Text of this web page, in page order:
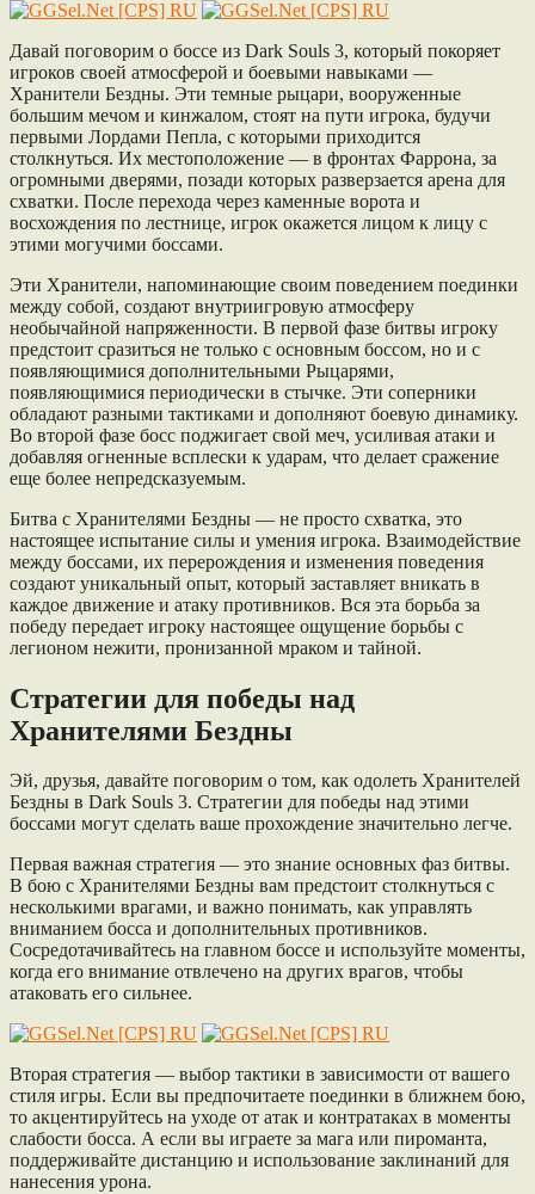
Давай поговорим о боссе из Dark Souls 3, который покоряет
игроков своей атмосферой и боевыми навыками —
Хранители Бездны. Эти темные рыцари, вооруженные
большим мечом и кинжалом, стоят на пути игрока, будучи
первыми Лордами Пепла, с которыми приходится
столкнуться. Их местоположение — в фронтах Фаррона, за
огромными дверями, позади которых разверзается арена для
схватки. После перехода через каменные ворота и
восхождения по лестнице, игрок окажется лицом к лицу с
этими могучими боссами.
Эти Хранители, напоминающие своим поведением поединки
между собой, создают внутриигровую атмосферу
необычайной напряженности. В первой фазе битвы игроку
предстоит сразиться не только с основным боссом, но и с
появляющимися дополнительными Рыцарями,
появляющимися периодически в стычке. Эти соперники
обладают разными тактиками и дополняют боевую динамику.
Во второй фазе босс поджигает свой меч, усиливая атаки и
добавляя огненные всплески к ударам, что делает сражение
еще более непредсказуемым.
Битва с Хранителями Бездны — не просто схватка, это
настоящее испытание силы и умения игрока. Взаимодействие
между боссами, их перерождения и изменения поведения
создают уникальный опыт, который заставляет вникать в
каждое движение и атаку противников. Вся эта борьба за
победу передает игроку настоящее ощущение борьбы с
легионом нежити, пронизанной мраком и тайной.
Стратегии для победы над
Хранителями Бездны
Эй, друзья, давайте поговорим о том, как одолеть Хранителей
Бездны в Dark Souls 3. Стратегии для победы над этими
боссами могут сделать ваше прохождение значительно легче.
Первая важная стратегия — это знание основных фаз битвы.
В бою с Хранителями Бездны вам предстоит столкнуться с
несколькими врагами, и важно понимать, как управлять
вниманием босса и дополнительных противников.
Сосредотачивайтесь на главном боссе и используйте моменты,
когда его внимание отвлечено на других врагов, чтобы
атаковать его сильнее.
Вторая стратегия — выбор тактики в зависимости от вашего
стиля игры. Если вы предпочитаете поединки в ближнем бою,
то акцентируйтесь на уходе от атак и контратаках в моменты
слабости босса. А если вы играете за мага или пироманта,
поддерживайте дистанцию и использование заклинаний для
нанесения урона.